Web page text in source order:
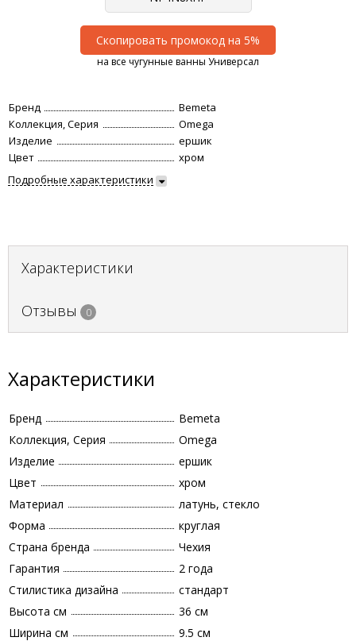
Скопировать промокод на 5%
на все чугунные ванны Универсал
Бренд
Bemeta
Коллекция, Серия
Omega
Изделие
ершик
Цвет
хром
Подробные характеристики
Характеристики
Отзывы 0
Характеристики
Бренд
Bemeta
Коллекция, Серия
Omega
Изделие
ершик
Цвет
хром
Материал
латунь, стекло
Форма
круглая
Страна бренда
Чехия
Гарантия
2 года
Стилистика дизайна
стандарт
Высота см
36 см
Ширина см
9.5 см